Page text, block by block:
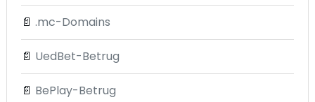
📄 .mc-Domains
📄 UedBet-Betrug
📄 BePlay-Betrug